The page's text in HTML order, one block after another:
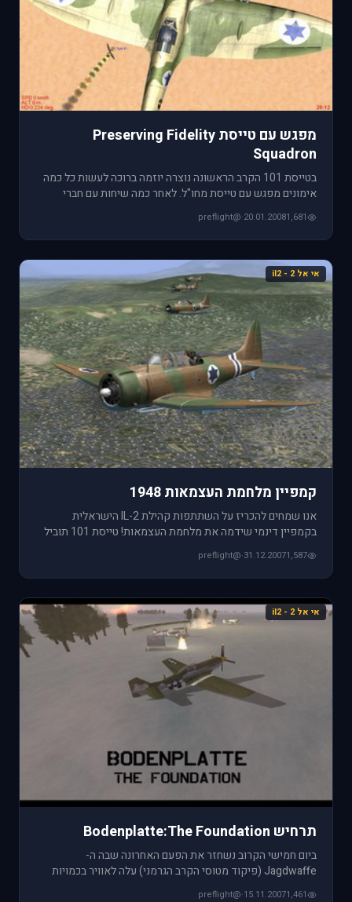
מפגש עם טייסת Preserving Fidelity
Squadron
בטייסת 101 הקרב הראשונה נוצרה יוזמה ברוכה לעשות כל כמה
אימונים מפגש עם טייסת מחו"ל. לאחר כמה שיחות עם חברי
1,681
20.01.2008
·
@preflight
אי אל 2 - il2
קמפיין מלחמת העצמאות 1948
אנו שמחים להכריז על השתתפות קהילת IL-2 הישראלית
בקמפיין דינמי שידמה את מלחמת העצמאות! טייסת 101 תוביל
את הקהילה הישראלית
1,587
31.12.2007
·
@preflight
אי אל 2 - il2
תרחיש Bodenplatte:The Foundation
ביום חמישי הקרוב נשחזר את הפעם האחרונה שבה ה-
Jagdwaffe (פיקוד מטוסי הקרב הגרמני) עלה לאוויר בכמויות
משמעותיות. בראש השנה
1,461
15.11.2007
·
@preflight